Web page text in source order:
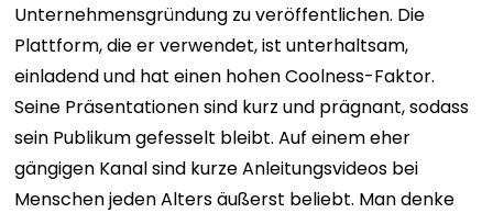
Unternehmensgründung zu veröffentlichen. Die
Plattform, die er verwendet, ist unterhaltsam,
einladend und hat einen hohen Coolness-Faktor.
Seine Präsentationen sind kurz und prägnant, sodass
sein Publikum gefesselt bleibt. Auf einem eher
gängigen Kanal sind kurze Anleitungsvideos bei
Menschen jeden Alters äußerst beliebt. Man denke